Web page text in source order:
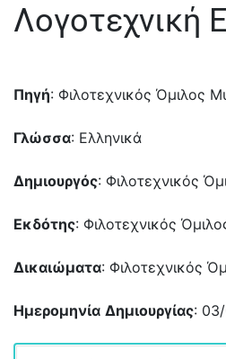
Λογοτεχνική
Πηγή: Φιλοτεχνικός Όμιλος
Γλώσσα: Ελληνικά
Δημιουργός: Φιλοτεχνικός
Εκδότης: Φιλοτεχνικός
Δικαιώματα: Φιλοτεχνικός
Ημερομηνία Δημιουργίας: